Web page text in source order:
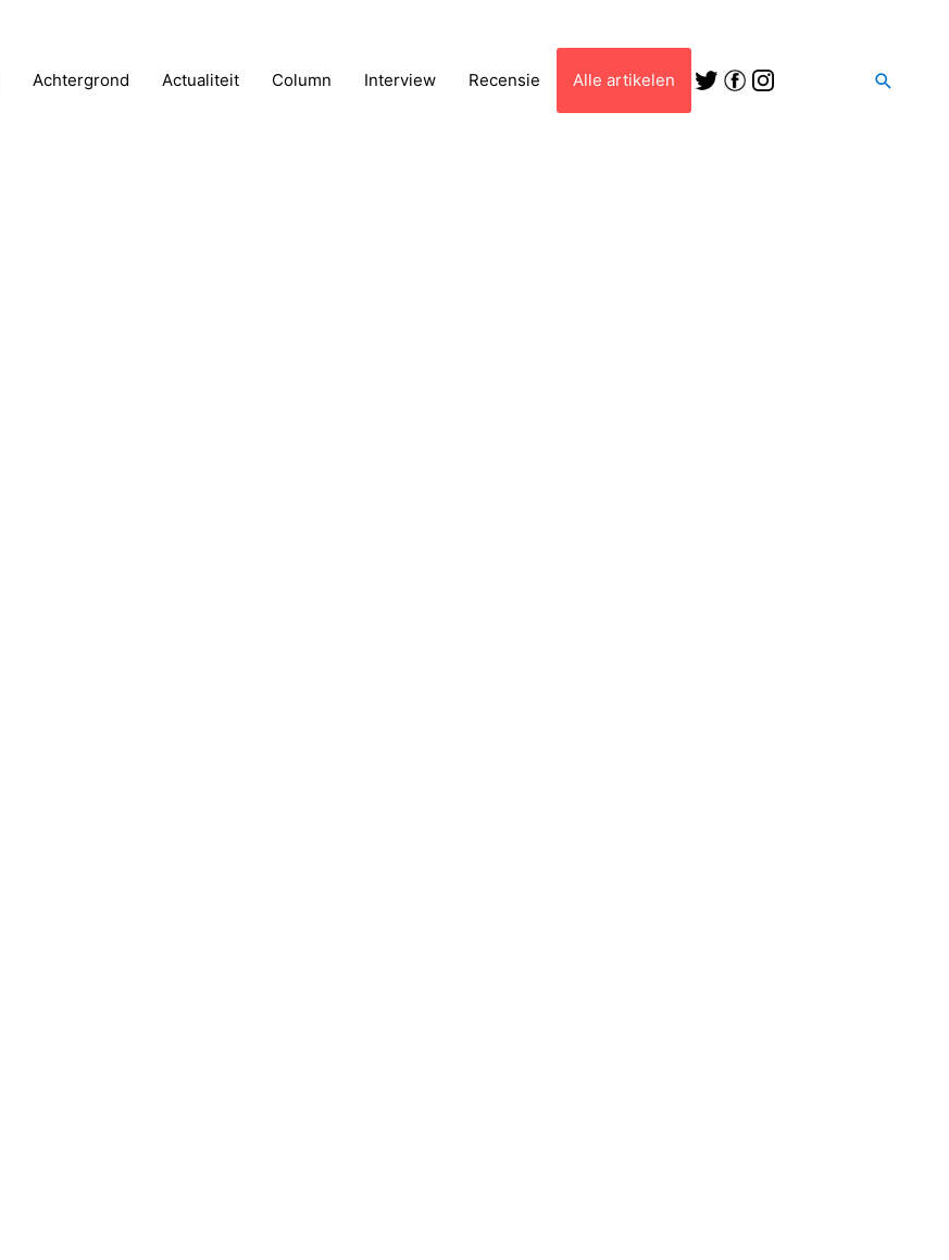
Achtergrond Actualiteit Column Interview Recensie Alle artikelen Zoeken